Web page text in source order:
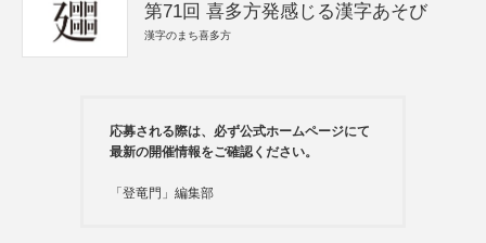
第71回 喜多方発感じる漢字あそび
漢字のまち喜多方
応募される際は、必ず公式ホームページにて
最新の開催情報をご確認ください。
「登竜門」編集部